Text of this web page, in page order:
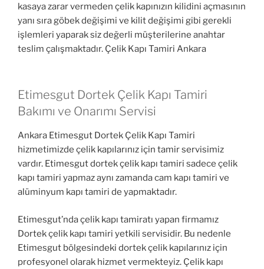
kasaya zarar vermeden çelik kapınızın kilidini açmasının
yanı sıra göbek değişimi ve kilit değişimi gibi gerekli
işlemleri yaparak siz değerli müşterilerine anahtar
teslim çalışmaktadır. Çelik Kapı Tamiri Ankara
Etimesgut Dortek Çelik Kapı Tamiri
Bakımı ve Onarımı Servisi
Ankara Etimesgut Dortek Çelik Kapı Tamiri
hizmetimizde çelik kapılarınız için tamir servisimiz
vardır. Etimesgut dortek çelik kapı tamiri sadece çelik
kapı tamiri yapmaz aynı zamanda cam kapı tamiri ve
alüminyum kapı tamiri de yapmaktadır.
Etimesgut’nda çelik kapı tamiratı yapan firmamız
Dortek çelik kapı tamiri yetkili servisidir. Bu nedenle
Etimesgut bölgesindeki dortek çelik kapılarınız için
profesyonel olarak hizmet vermekteyiz. Çelik kapı